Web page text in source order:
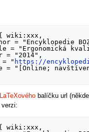
= "
https://
LaTeXovéhobalíčku url